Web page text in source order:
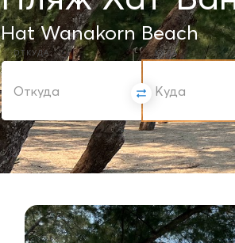
Hat Wanakorn Beach
ОТКУДА КУДА